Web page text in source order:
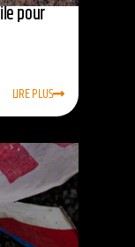
pour
LIRE PLUS